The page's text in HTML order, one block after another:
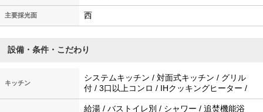
主要採光面 西
設備・条件・こだわり
キッチン
システムキッチン / 対面式キッチン / グリル
付 / 3口以上コンロ / IHクッキングヒーター /
給湯 / バストイレ別 / シャワー / 追焚機能浴